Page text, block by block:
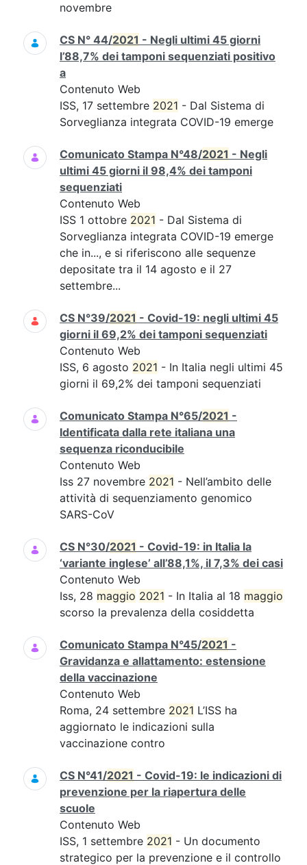
novembre
CS N° 44/2021 - Negli ultimi 45 giorni
l’88,7% dei tamponi sequenziati positivo
a
Contenuto Web
ISS, 17 settembre 2021 - Dal Sistema di
Sorveglianza integrata COVID-19 emerge
Comunicato Stampa N°48/2021 - Negli
ultimi 45 giorni il 98,4% dei tamponi
sequenziati
Contenuto Web
ISS 1 ottobre 2021 - Dal Sistema di
Sorveglianza integrata COVID-19 emerge
che in..., e si riferiscono alle sequenze
depositate tra il 14 agosto e il 27
settembre...
CS N°39/2021 - Covid-19: negli ultimi 45
giorni il 69,2% dei tamponi sequenziati
Contenuto Web
ISS, 6 agosto 2021 - In Italia negli ultimi 45
giorni il 69,2% dei tamponi sequenziati
Comunicato Stampa N°65/2021 -
Identificata dalla rete italiana una
sequenza riconducibile
Contenuto Web
Iss 27 novembre 2021 - Nell’ambito delle
attività di sequenziamento genomico
SARS-CoV
CS N°30/2021 - Covid-19: in Italia la
‘variante inglese’ all’88,1%, il 7,3% dei casi
Contenuto Web
Iss, 28 maggio 2021 - In Italia al 18 maggio
scorso la prevalenza della cosiddetta
Comunicato Stampa N°45/2021 -
Gravidanza e allattamento: estensione
della vaccinazione
Contenuto Web
Roma, 24 settembre 2021 L’ISS ha
aggiornato le indicazioni sulla
vaccinazione contro
CS N°41/2021 - Covid-19: le indicazioni di
prevenzione per la riapertura delle
scuole
Contenuto Web
ISS, 1 settembre 2021 - Un documento
strategico per la prevenzione e il controllo